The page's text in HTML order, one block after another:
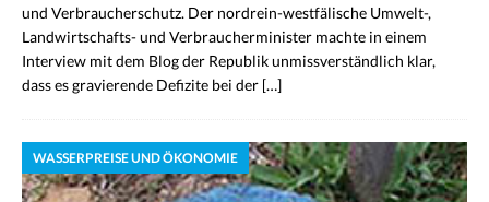
und Verbraucherschutz. Der nordrein-westfälische Umwelt-,
Landwirtschafts- und Verbraucherminister machte in einem
Interview mit dem Blog der Republik unmissverständlich klar,
dass es gravierende Defizite bei der […]
WASSERPREISE UND ÖKONOMIE